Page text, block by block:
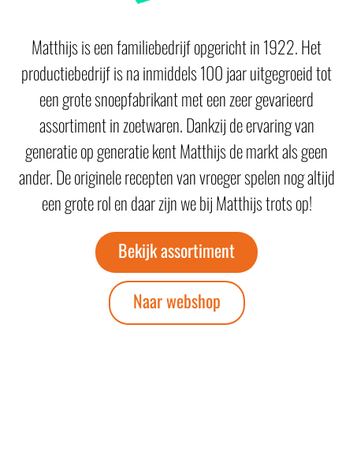
Matthijs is een familiebedrijf opgericht in 1922. Het
productiebedrijf is na inmiddels 100 jaar uitgegroeid tot
een grote snoepfabrikant met een zeer gevarieerd
assortiment in zoetwaren. Dankzij de ervaring van
generatie op generatie kent Matthijs de markt als geen
ander. De originele recepten van vroeger spelen nog altijd
een grote rol en daar zijn we bij Matthijs trots op!
Bekijk assortiment
Naar webshop